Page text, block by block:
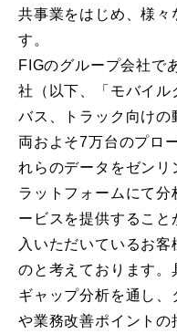
共事業をはじめ、様々
す。
FIGのグループ会社で
社（以下、「モバイル
バス、トラック向け
両およそ7万台のプロ
れらのデータをゼン
ラットフォームにて
ービスを提供するこ
入いただいているお
のと考えております
ギャップ分析を通し
や業務改善ポイントの